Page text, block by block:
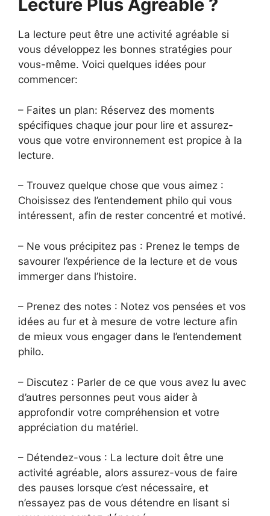
Lecture Plus Agréable ?
La lecture peut être une activité agréable si
vous développez les bonnes stratégies pour
vous-même. Voici quelques idées pour
commencer:
– Faites un plan: Réservez des moments
spécifiques chaque jour pour lire et assurez-
vous que votre environnement est propice à la
lecture.
– Trouvez quelque chose que vous aimez :
Choisissez des l’entendement philo qui vous
intéressent, afin de rester concentré et motivé.
– Ne vous précipitez pas : Prenez le temps de
savourer l’expérience de la lecture et de vous
immerger dans l’histoire.
– Prenez des notes : Notez vos pensées et vos
idées au fur et à mesure de votre lecture afin
de mieux vous engager dans le l’entendement
philo.
– Discutez : Parler de ce que vous avez lu avec
d’autres personnes peut vous aider à
approfondir votre compréhension et votre
appréciation du matériel.
– Détendez-vous : La lecture doit être une
activité agréable, alors assurez-vous de faire
des pauses lorsque c’est nécessaire, et
n’essayez pas de vous détendre en lisant si